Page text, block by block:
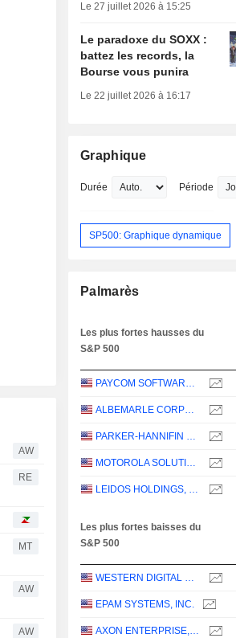
AW
RE
MT
AW
AW
Le 27 juillet 2026 à 15:25
Le paradoxe du SOXX :
battez les records, la
Bourse vous punira
Le 22 juillet 2026 à 16:17
Graphique
Durée Période
SP500: Graphique dynamique
Palmarès
Les plus fortes hausses du
S&P 500
PAYCOM SOFTWARE, INC.
ALBEMARLE CORPORATION
PARKER-HANNIFIN CORPORATION
MOTOROLA SOLUTIONS, INC.
LEIDOS HOLDINGS, INC.
Les plus fortes baisses du
S&P 500
WESTERN DIGITAL CORPORATION
EPAM SYSTEMS, INC.
AXON ENTERPRISE, INC.